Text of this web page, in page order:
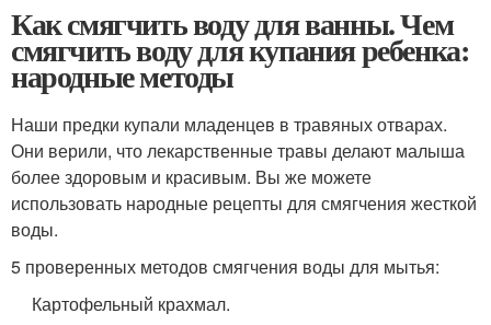
Как смягчить воду для ванны. Чем
смягчить воду для купания ребенка:
народные методы
Наши предки купали младенцев в травяных отварах.
Они верили, что лекарственные травы делают малыша
более здоровым и красивым. Вы же можете
использовать народные рецепты для смягчения жесткой
воды.
5 проверенных методов смягчения воды для мытья:
Картофельный крахмал.